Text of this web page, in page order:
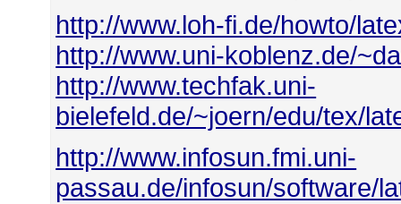
http://www.loh-fi.de/howto/
http://www.uni-koblenz.de/
http://www.techfak.uni-
bielefeld.de/~joern/edu/tex/
http://www.infosun.fmi.uni-
passau.de/infosun/software/